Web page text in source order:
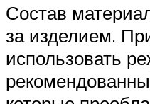
Состав
за изделием.
использовать